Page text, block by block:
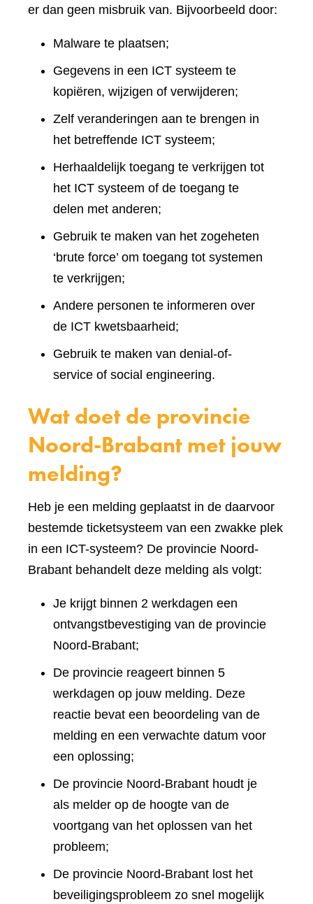
er dan geen misbruik van. Bijvoorbeeld door:
Malware te plaatsen;
Gegevens in een ICT systeem te
kopiëren, wijzigen of verwijderen;
Zelf veranderingen aan te brengen in
het betreffende ICT systeem;
Herhaaldelijk toegang te verkrijgen tot
het ICT systeem of de toegang te
delen met anderen;
Gebruik te maken van het zogeheten
‘brute force’ om toegang tot systemen
te verkrijgen;
Andere personen te informeren over
de ICT kwetsbaarheid;
Gebruik te maken van denial-of-
service of social engineering.
Wat doet de provincie
Noord-Brabant met jouw
melding?
Heb je een melding geplaatst in de daarvoor
bestemde ticketsysteem van een zwakke plek
in een ICT-systeem? De provincie Noord-
Brabant behandelt deze melding als volgt:
Je krijgt binnen 2 werkdagen een
ontvangstbevestiging van de provincie
Noord-Brabant;
De provincie reageert binnen 5
werkdagen op jouw melding. Deze
reactie bevat een beoordeling van de
melding en een verwachte datum voor
een oplossing;
De provincie Noord-Brabant houdt je
als melder op de hoogte van de
voortgang van het oplossen van het
probleem;
De provincie Noord-Brabant lost het
beveiligingsprobleem zo snel mogelijk